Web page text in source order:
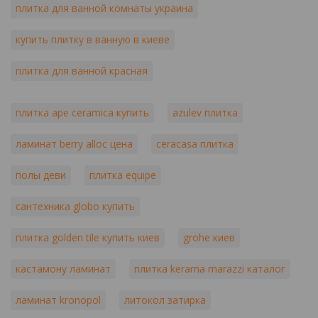
плитка для ванной комнаты украина
купить плитку в ванную в киеве
плитка для ванной красная
плитка ape ceramica купить azulev плитка
ламинат berry alloc цена ceracasa плитка
полы деви плитка equipe
сантехника globo купить
плитка golden tile купить киев grohe киев
кастамону ламинат плитка kerama marazzi каталог
ламинат kronopol литокол затирка